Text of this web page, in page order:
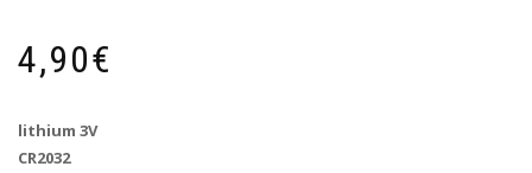
4,90€
lithium 3V
CR2032